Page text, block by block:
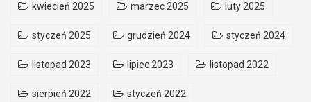
kwiecień 2025 marzec 2025 luty 2025
styczeń 2025 grudzień 2024 styczeń 2024
listopad 2023 lipiec 2023 listopad 2022
sierpień 2022 styczeń 2022